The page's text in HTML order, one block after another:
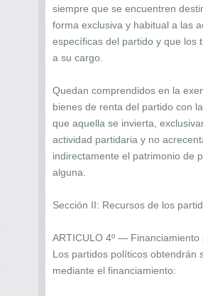
siempre que se encuentren
forma exclusiva y habitual a las
específicas del partido y que los
a su cargo.
Quedan comprendidos en la
bienes de renta del partido con
que aquella se invierta,
actividad partidaria y no
indirectamente el patrimonio de
alguna.
Sección II: Recursos de los
ARTICULO 4º — Financiamiento
Los partidos políticos obtendrán
mediante el financiamiento: